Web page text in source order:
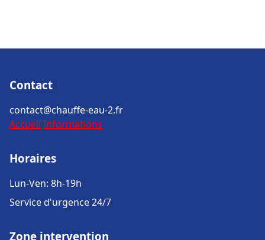
Contact
contact@chauffe-eau-2.fr
Accueil Informations
Horaires
Lun-Ven: 8h-19h
Service d'urgence 24/7
Zone intervention